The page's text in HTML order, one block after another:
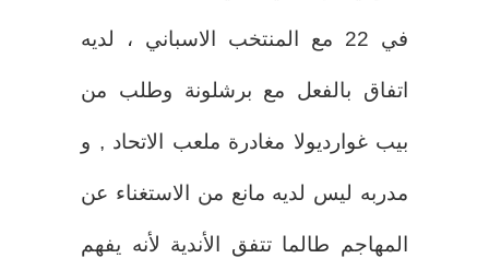
في 22 مع المنتخب الاسباني ، لديه
اتفاق بالفعل مع برشلونة وطلب من
بيب غوارديولا مغادرة ملعب الاتحاد , و
مدربه ليس لديه مانع من الاستغناء عن
المهاجم طالما تتفق الأندية لأنه يفهم